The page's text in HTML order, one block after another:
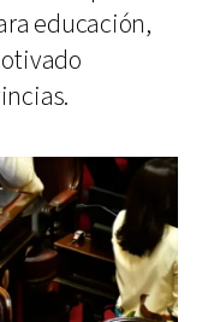
educación,